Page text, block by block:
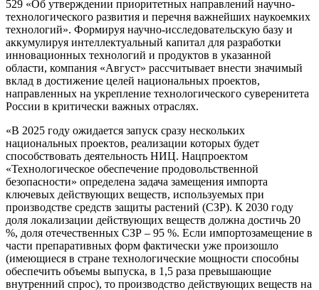
529 «Об утверждении приоритетных направлений научно-
технологического развития и перечня важнейших наукоемких
технологий». Формируя научно-исследовательскую базу и
аккумулируя интеллектуальный капитал для разработки
инновационных технологий и продуктов в указанной
области, компания «Август» рассчитывает внести значимый
вклад в достижение целей национальных проектов,
направленных на укрепление технологического суверенитета
России в критически важных отраслях.
«В 2025 году ожидается запуск сразу нескольких
национальных проектов, реализации которых будет
способствовать деятельность НИЦ. Нацпроектом
«Технологическое обеспечение продовольственной
безопасности» определена задача замещения импорта
ключевых действующих веществ, используемых при
производстве средств защиты растений (СЗР). К 2030 году
доля локализации действующих веществ должна достичь 20
%, доля отечественных СЗР – 95 %. Если импортозамещение в
части препаративных форм фактически уже произошло
(имеющиеся в стране технологические мощности способны
обеспечить объемы выпуска, в 1,5 раза превышающие
внутренний спрос), то производство действующих веществ на